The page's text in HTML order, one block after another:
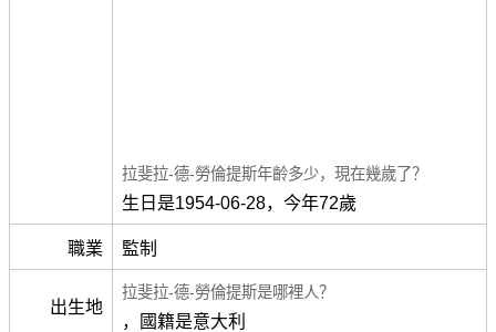
拉斐拉-德-勞倫提斯年齡多少，現在幾歲了？
生日是1954-06-28，今年72歲
職業 監制
出生地
拉斐拉-德-勞倫提斯是哪裡人？
，國籍是意大利